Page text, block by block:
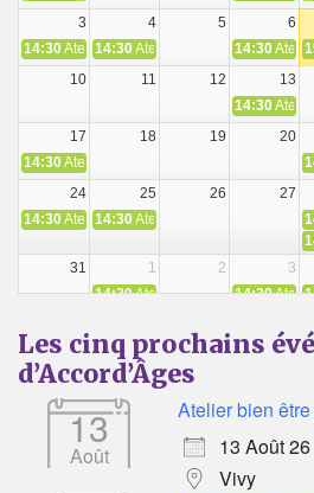
3
4 5 6
14:30Atelier bien être Sophrologie
14:30Atelier bien être14:30
10
11 12 13
14:30
17
18 19 20
14:30Atelier bien être socio- esthétique
24
25 26 27
14:30Atelier bien être - Sophrologie
14:30Atelier bien être - détente et
31
1 2 3
14:30Atelier bien être14:30
Les cinq prochains
d’Accord’Âges
13
Août
Atelier bien
13 Août 26
Vivy